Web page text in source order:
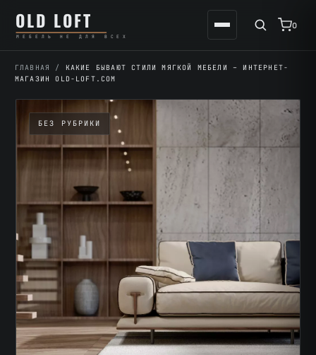
содержимому
содержимому
OLD LOFT
МЕБЕЛЬ НЕ ДЛЯ ВСЕХ
0
ГЛАВНАЯ / КАКИЕ БЫВАЮТ СТИЛИ МЯГКОЙ МЕБЕЛИ – ИНТЕРНЕТ-
МАГАЗИН OLD-LOFT.COM
БЕЗ РУБРИКИ